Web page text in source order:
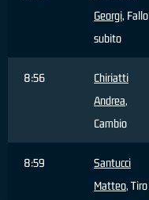
Georgi, Fallo
subito
8:56
Chiriatti
Andrea,
Cambio
8:59
Santucci
Matteo, Tiro